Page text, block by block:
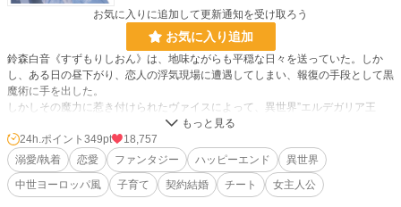
お気に入りに追加して更新通知を受け取ろう
お気に入り追加
鈴森白音《すずもりしおん》は、地味ながらも平穏な日々を送っていた。しか
し、ある日の昼下がり、恋人の浮気現場に遭遇してしまい、報復の手段として黒
魔術に手を出した。
しかしその魔力に惹き付けられたヴァイスによって、異世界”エルデガリア王
役目は聖女でも国防でもなく「子守り」
第２王子であり、大公の地位を持つヴァイスは、赤子の母としてシオンに契約結
婚を望んでいた。契約の内容は、娘の身の安全を守り養育すること。
24h.ポイント 349pt
18,757
溺愛/執着
恋愛 ファンタジー ハッピーエンド
異世界
中世ヨーロッパ風
子育て 契約結婚 チート 女主人公